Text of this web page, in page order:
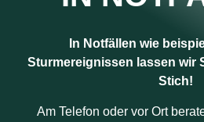
In Notfällen wie
Sturmereignissen lassen wir
Stich!
Am Telefon oder vor Ort